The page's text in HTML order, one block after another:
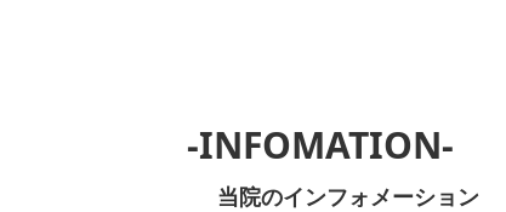
-INFOMATION-
当院のインフォメーション